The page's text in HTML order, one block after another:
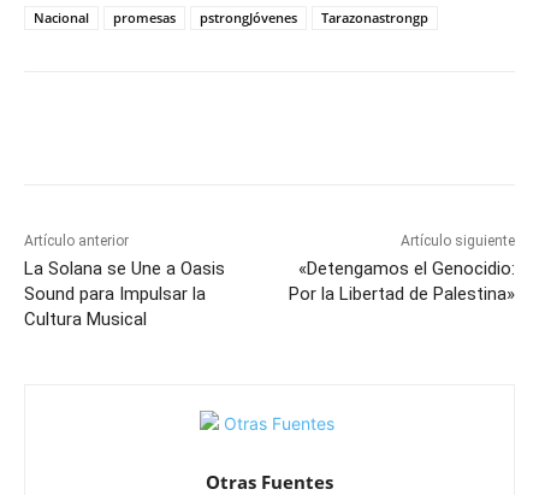
Nacional
promesas pstrongJóvenes Tarazonastrongp
Artículo anterior
La Solana se Une a Oasis
Sound para Impulsar la
Cultura Musical
Artículo siguiente
«Detengamos el Genocidio:
Por la Libertad de Palestina»
Otras Fuentes